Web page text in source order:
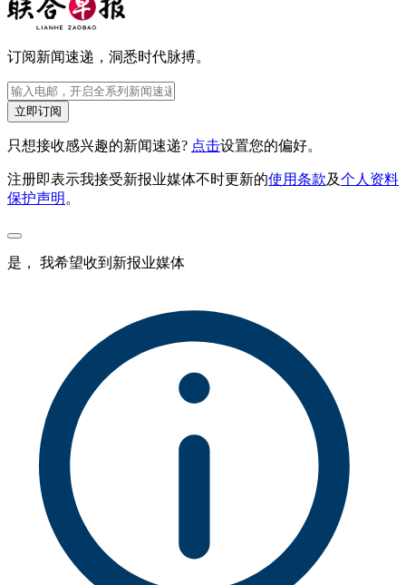
订阅新闻速递，洞悉时代脉搏。
立即订阅
只想接收感兴趣的新闻速递? 点击设置您的偏好。
注册即表示我接受新报业媒体不时更新的使用条款及个人资料
保护声明 。
是， 我希望收到新报业媒体